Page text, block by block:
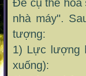
Để cụ thể hóa
nhà máy".
tượng:
1) Lực lượng
xuống):